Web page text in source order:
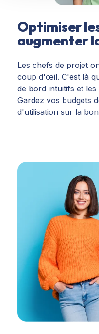
Optimiser
augmenter
Les chefs de projet
coup d'œil. C'est là
de bord intuitifs et
Gardez vos budgets
d'utilisation sur la